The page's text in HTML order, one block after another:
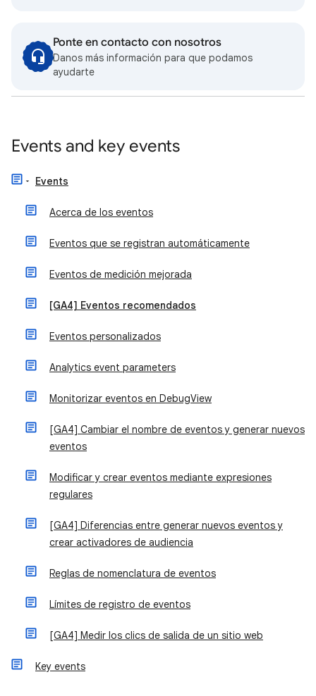
Ponte en contacto con nosotros
Danos más información para que podamos
ayudarte
Events and key events
Events
Acerca de los eventos
Eventos que se registran automáticamente
Eventos de medición mejorada
[GA4] Eventos recomendados
Eventos personalizados
Analytics event parameters
Monitorizar eventos en DebugView
[GA4] Cambiar el nombre de eventos y generar nuevos
eventos
Modificar y crear eventos mediante expresiones
regulares
[GA4] Diferencias entre generar nuevos eventos y
crear activadores de audiencia
Reglas de nomenclatura de eventos
Límites de registro de eventos
[GA4] Medir los clics de salida de un sitio web
Key events